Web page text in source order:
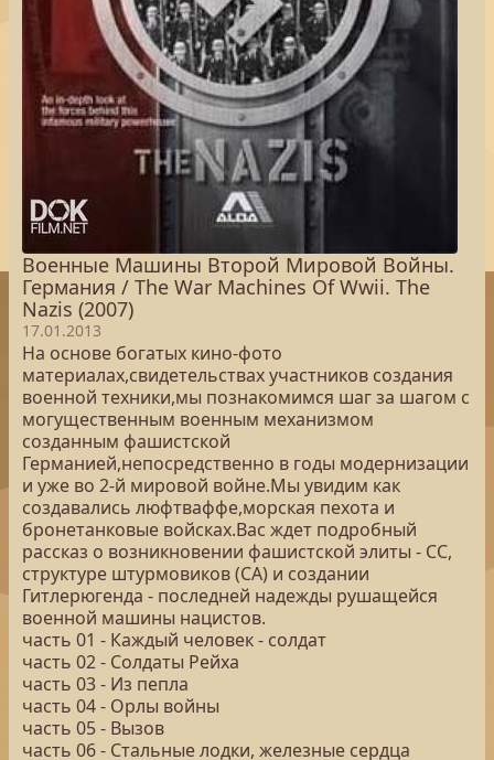
Военные Машины Второй Мировой Войны.
Германия / The War Machines Of Wwii. The
Nazis (2007)
17.01.2013
На основе богатых кино-фото
материалах,свидетельствах участников создания
военной техники,мы познакомимся шаг за шагом с
могущественным военным механизмом
созданным фашистской
Германией,непосредственно в годы модернизации
и уже во 2-й мировой войне.Мы увидим как
создавались люфтваффе,морская пехота и
бронетанковые войсках.Вас ждет подробный
рассказ о возникновении фашистской элиты - СС,
структуре штурмовиков (СА) и создании
Гитлерюгенда - последней надежды рушащейся
военной машины нацистов.
часть 01 - Каждый человек - солдат
часть 02 - Солдаты Рейха
часть 03 - Из пепла
часть 04 - Орлы войны
часть 05 - Вызов
часть 06 - Стальные лодки, железные сердца